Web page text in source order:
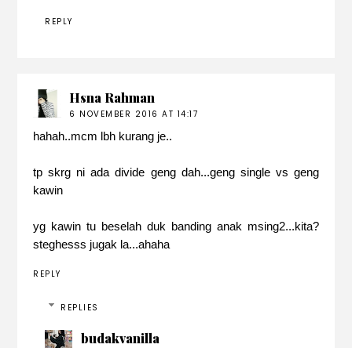
REPLY
Hsna Rahman
6 NOVEMBER 2016 AT 14:17
hahah..mcm lbh kurang je..
tp skrg ni ada divide geng dah...geng single vs geng
kawin
yg kawin tu beselah duk banding anak msing2...kita?
steghesss jugak la...ahaha
REPLY
REPLIES
budakvanilla